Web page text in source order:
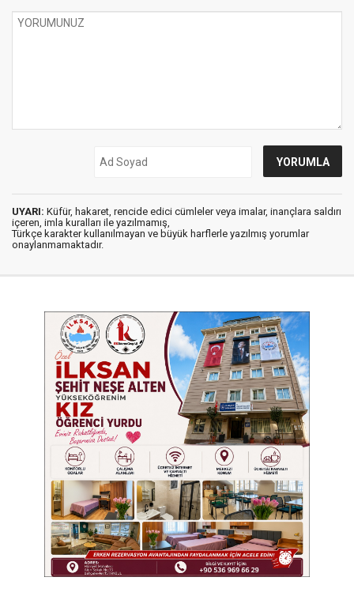
UYARI: Küfür, hakaret, rencide edici cümleler veya imalar, inançlara saldırı
içeren, imla kuralları ile yazılmamış,
Türkçe karakter kullanılmayan ve büyük harflerle yazılmış yorumlar
onaylanmamaktadır.